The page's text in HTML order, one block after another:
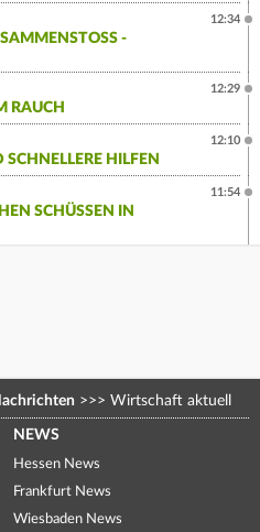
- F
12:34
RAUCH
12:29
HILFEN
12:10
SCHÜSSEN IN
11:54
>>> Wirtschaft aktuell
NEWS
Hessen News
Frankfurt News
Wiesbaden News